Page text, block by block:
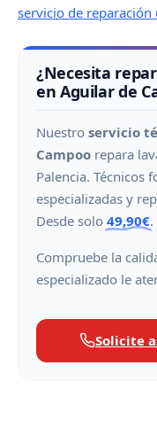
servicio de reparación
¿Necesita
en Aguilar de
Nuestro servicio
Campoo repara
Palencia. Técnicos
especializadas y
Desde solo 49,90€.
Compruebe la
especializado le
Solicite